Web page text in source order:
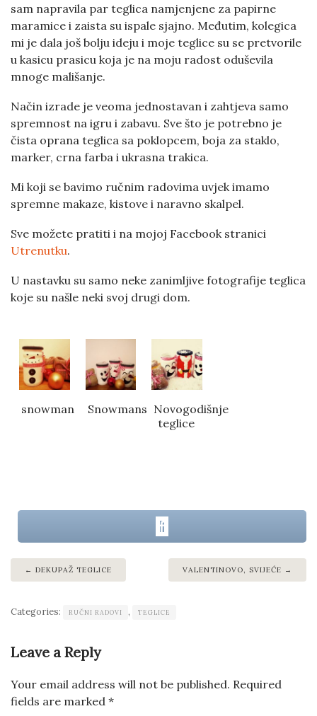
sam napravila par teglica namjenjene za papirne
maramice i zaista su ispale sjajno. Međutim, kolegica
mi je dala još bolju ideju i moje teglice su se pretvorile
u kasicu prasicu koja je na moju radost oduševila
mnoge mališanje.
Način izrade je veoma jednostavan i zahtjeva samo
spremnost na igru i zabavu. Sve što je potrebno je
čista oprana teglica sa poklopcem, boja za staklo,
marker, crna farba i ukrasna trakica.
Mi koji se bavimo ručnim radovima uvjek imamo
spremne makaze, kistove i naravno skalpel.
Sve možete pratiti i na mojoj Facebook stranici
Utrenutku.
U nastavku su samo neke zanimljive fotografije teglica
koje su našle neki svoj drugi dom.
snowman Snowmans Novogodišnje
teglice
DEKUPAŽ TEGLICE VALENTINOVO, SVIJEĆE
Categories: RUČNI RADOVI , TEGLICE
Leave a Reply
Your email address will not be published. Required
fields are marked *